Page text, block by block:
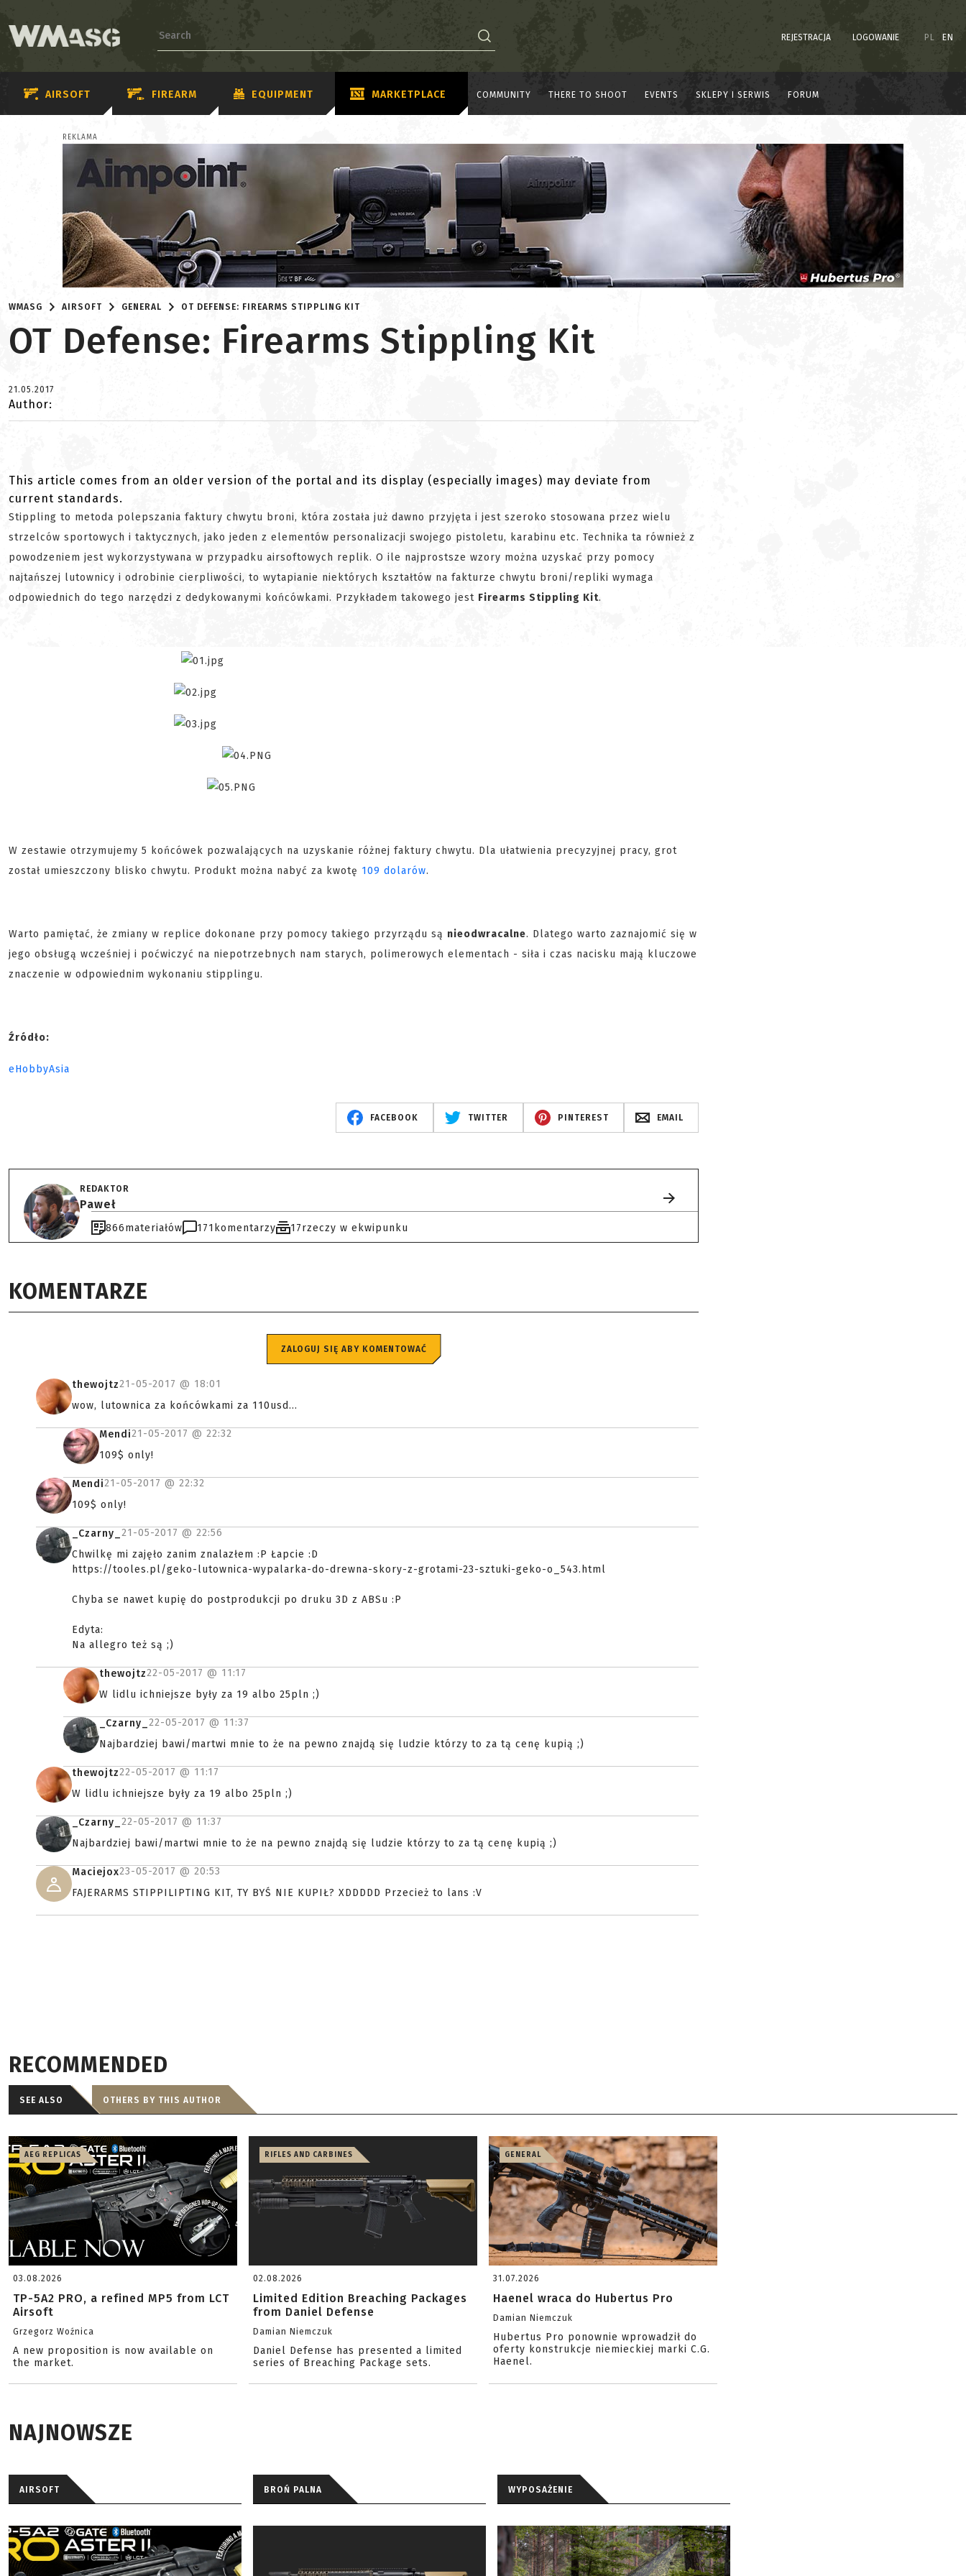
REJESTRACJA LOGOWANIE PL EN
AIRSOFT FIREARM EQUIPMENT MARKETPLACE COMMUNITY THERE TO SHOOT EVENTS SKLEPY I SERWIS FORUM
REKLAMA
WMASG AIRSOFT GENERAL OT DEFENSE: FIREARMS STIPPLING KIT
OT Defense: Firearms Stippling Kit
21.05.2017
Author:
This article comes from an older version of the portal and its display (especially images) may deviate from
current standards.
Stippling to metoda polepszania faktury chwytu broni, która została już dawno przyjęta i jest szeroko stosowana przez wielu
strzelców sportowych i taktycznych, jako jeden z elementów personalizacji swojego pistoletu, karabinu etc. Technika ta również z
powodzeniem jest wykorzystywana w przypadku airsoftowych replik. O ile najprostsze wzory można uzyskać przy pomocy
najtańszej lutownicy i odrobinie cierpliwości, to wytapianie niektórych kształtów na fakturze chwytu broni/repliki wymaga
odpowiednich do tego narzędzi z dedykowanymi końcówkami. Przykładem takowego jest Firearms Stippling Kit.
W zestawie otrzymujemy 5 końcówek pozwalających na uzyskanie różnej faktury chwytu. Dla ułatwienia precyzyjnej pracy, grot
został umieszczony blisko chwytu. Produkt można nabyć za kwotę 109 dolarów.
Warto pamiętać, że zmiany w replice dokonane przy pomocy takiego przyrządu są nieodwracalne. Dlatego warto zaznajomić się w
jego obsługą wcześniej i poćwiczyć na niepotrzebnych nam starych, polimerowych elementach - siła i czas nacisku mają kluczowe
znaczenie w odpowiednim wykonaniu stipplingu.
Źródło:
eHobbyAsia
FACEBOOK TWITTER PINTEREST EMAIL
REDAKTOR
Paweł
866materiałów 171 komentarzy 17rzeczy w ekwipunku
KOMENTARZE
ZALOGUJ SIĘ ABY KOMENTOWAĆ
thewojtz21-05-2017 @ 18:01
wow, lutownica za końcówkami za 110usd...
Mendi21-05-2017 @ 22:32
109$ only!
Mendi21-05-2017 @ 22:32
109$ only!
_Czarny_ 21-05-2017 @ 22:56
Chwilkę mi zajęło zanim znalazłem :P Łapcie :D
https://tooles.pl/geko-lutownica-wypalarka-do-drewna-skory-z-grotami-23-sztuki-geko-o_543.html
Chyba se nawet kupię do postprodukcji po druku 3D z ABSu :P
Edyta:
Na allegro też są ;)
thewojtz22-05-2017 @ 11:17
W lidlu ichniejsze były za 19 albo 25pln ;)
_Czarny_ 22-05-2017 @ 11:37
Najbardziej bawi/martwi mnie to że na pewno znajdą się ludzie którzy to za tą cenę kupią ;)
thewojtz22-05-2017 @ 11:17
W lidlu ichniejsze były za 19 albo 25pln ;)
_Czarny_ 22-05-2017 @ 11:37
Najbardziej bawi/martwi mnie to że na pewno znajdą się ludzie którzy to za tą cenę kupią ;)
Maciejox23-05-2017 @ 20:53
FAJERARMS STIPPILIPTING KIT, TY BYŚ NIE KUPIŁ? XDDDDD Przecież to lans :V
RECOMMENDED
SEE ALSO OTHERS BY THIS AUTHOR
AEG REPLICAS
03.08.2026
TP-5A2 PRO, a refined MP5 from LCT
Airsoft
Grzegorz Woźnica
A new proposition is now available on
the market.
RIFLES AND CARBINES
02.08.2026
Limited Edition Breaching Packages
from Daniel Defense
Damian Niemczuk
Daniel Defense has presented a limited
series of Breaching Package sets.
GENERAL
31.07.2026
Haenel wraca do Hubertus Pro
Damian Niemczuk
Hubertus Pro ponownie wprowadził do
oferty konstrukcje niemieckiej marki C.G.
Haenel.
NAJNOWSZE
AIRSOFT BROŃ PALNA WYPOSAŻENIE